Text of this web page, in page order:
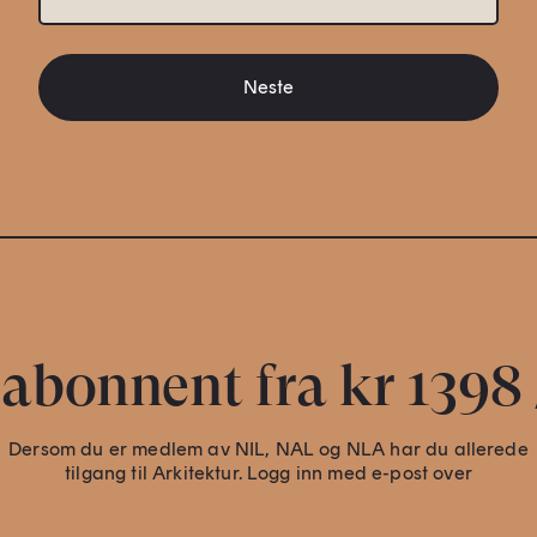
Neste
fra kr 1398
Dersom du er medlem av NIL, NAL og NLA har du allerede
tilgang til Arkitektur. Logg inn med e-post over